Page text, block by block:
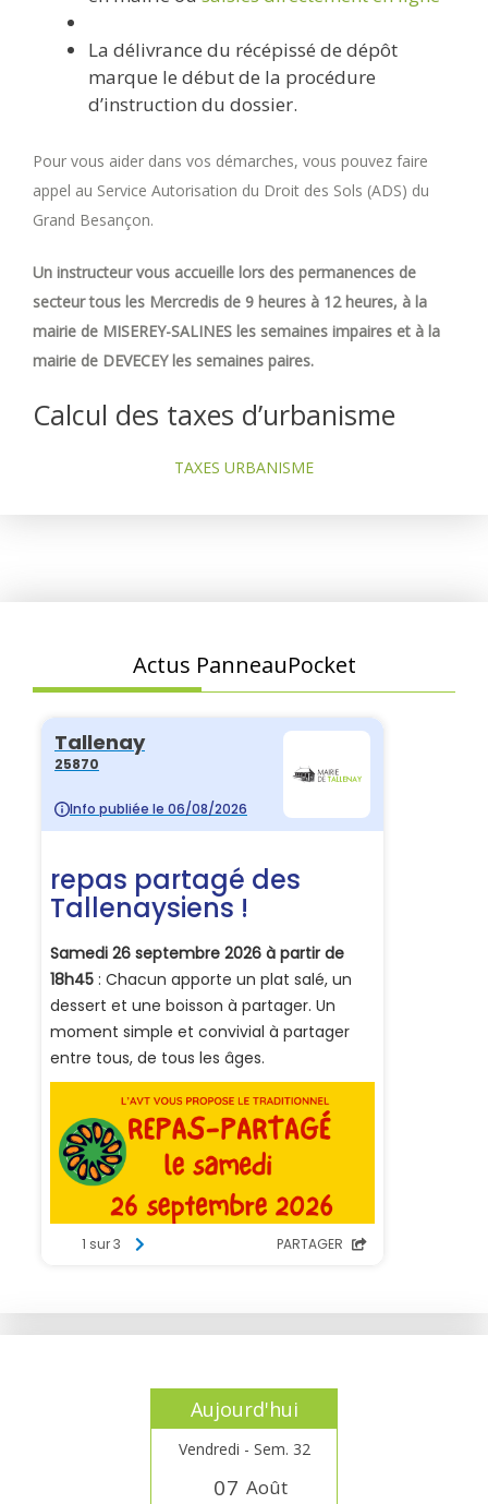
La délivrance du récépissé de dépôt
marque le début de la procédure
d’instruction du dossier.
Pour vous aider dans vos démarches, vous pouvez faire
appel au Service Autorisation du Droit des Sols (ADS) du
Grand Besançon.
Un instructeur vous accueille lors des permanences de
secteur tous les Mercredis de 9 heures à 12 heures, à la
mairie de MISEREY-SALINES les semaines impaires et à la
mairie de DEVECEY les semaines paires.
Calcul des taxes d’urbanisme
TAXES URBANISME
Actus PanneauPocket
Aujourd'hui
Vendredi - Sem. 32
07 Août